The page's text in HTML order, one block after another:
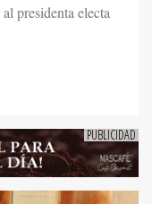
presidenta electa